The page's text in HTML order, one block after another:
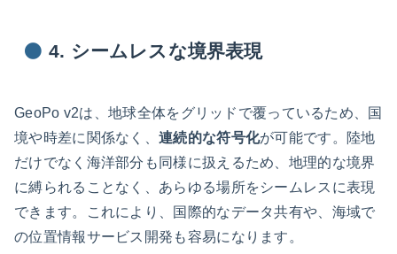
4. シームレスな境界表現
GeoPo v2は、地球全体をグリッドで覆っているため、国
境や時差に関係なく、 連続的な符号化が可能です。陸地
だけでなく海洋部分も同様に扱えるため、地理的な境界
に縛られることなく、あらゆる場所をシームレスに表現
できます。これにより、国際的なデータ共有や、海域で
の位置情報サービス開発も容易になります。